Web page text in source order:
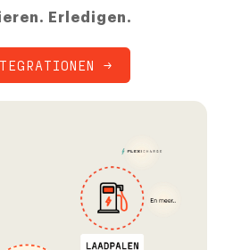
Erledigen.
→